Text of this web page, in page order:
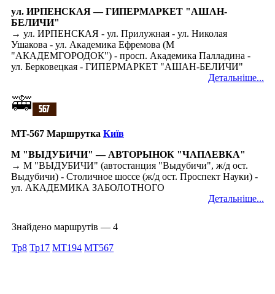
ул. ИРПЕНСКАЯ — ГИПЕРМАРКЕТ "АШАН-
БЕЛИЧИ"
→ ул. ИРПЕНСКАЯ - ул. Прилужная - ул. Николая
Ушакова - ул. Академика Ефремова (М
"АКАДЕМГОРОДОК") - просп. Академика Палладина -
ул. Берковецкая - ГИПЕРМАРКЕТ "АШАН-БЕЛИЧИ"
Детальніше...
MT-567 Маршрутка Київ
М "ВЫДУБИЧИ" — АВТОРЫНОК "ЧАПАЕВКА"
→ М "ВЫДУБИЧИ" (автостанция "Выдубичи", ж/д ост.
Выдубичи) - Столичное шоссе (ж/д ост. Проспект Науки) -
ул. АКАДЕМИКА ЗАБОЛОТНОГО
Детальніше...
Знайдено маршрутів — 4
Тр8 Тр17 MT194 MT567